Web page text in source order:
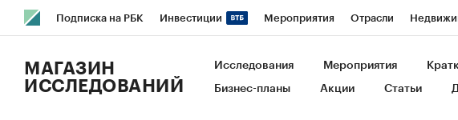
Подписка на РБК Инвестиции Мероприятия Отрасли
Исследования Кредитные рейтинги Франшизы Газета
МАГАЗИН
ИССЛЕДОВАНИЙ
Исследования Мероприятия
Бизнес-планы Акции Статьи